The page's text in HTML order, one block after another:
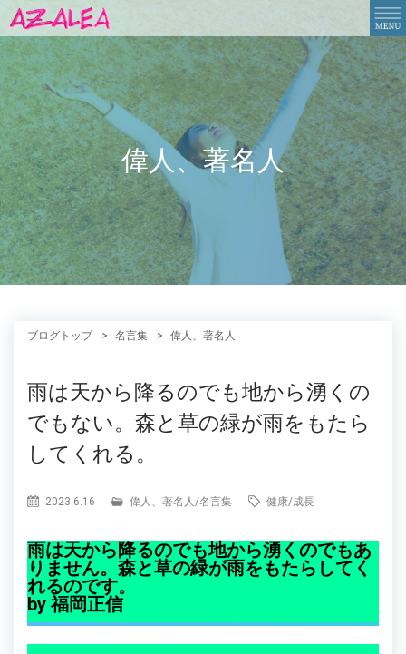
偉人、著名人
ブログトップ 名言集 偉人、著名人
雨は天から降るのでも地から湧くの
でもない。森と草の緑が雨をもたら
してくれる。
2023.6.16 偉人、著名人 /名言集 健康/成長
雨は天から降るのでも地から湧くのでもあ
りません。森と草の緑が雨をもたらしてく
れるのです。
by 福岡正信